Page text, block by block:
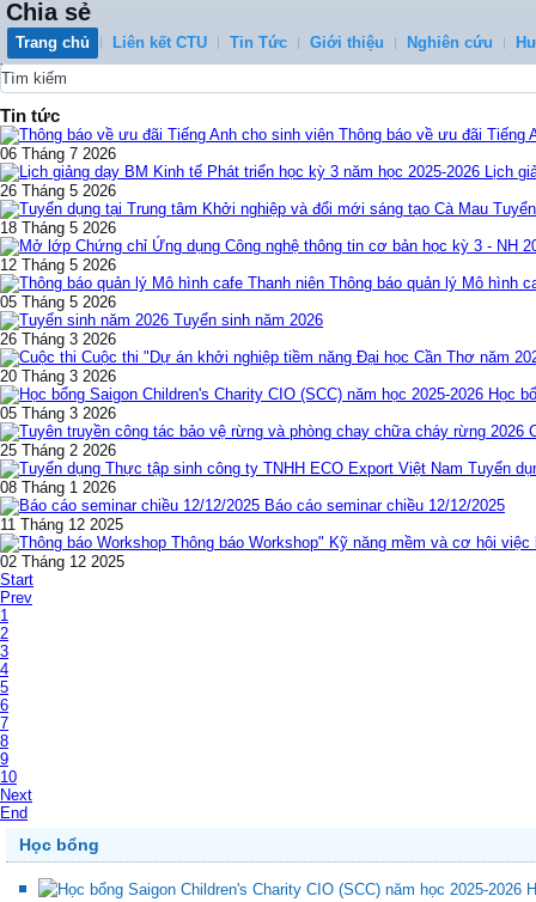
Chia sẻ
Trang chủ Liên kết CTU Tin Tức Giới thiệu Nghiên cứu
0
Tin tức
Thông báo về ưu đãi Tiếng
06 Tháng 7 2026
Lịch
26 Tháng 5 2026
18 Tháng 5 2026
12 Tháng 5 2026
Thông báo quản lý Mô hình
05 Tháng 5 2026
Tuyển sinh năm 2026
26 Tháng 3 2026
Cuộc thi "Dự án khởi nghiệp tiềm năng Đại học Cần Thơ năm
20 Tháng 3 2026
Học
05 Tháng 3 2026
25 Tháng 2 2026
Tuyển
08 Tháng 1 2026
Báo cáo seminar chiều 12/12/2025
11 Tháng 12 2025
Thông báo Workshop" Kỹ năng mềm và cơ hội việc
02 Tháng 12 2025
Start
Prev
1
2
3
4
5
6
7
8
9
10
Next
End
Học bổng